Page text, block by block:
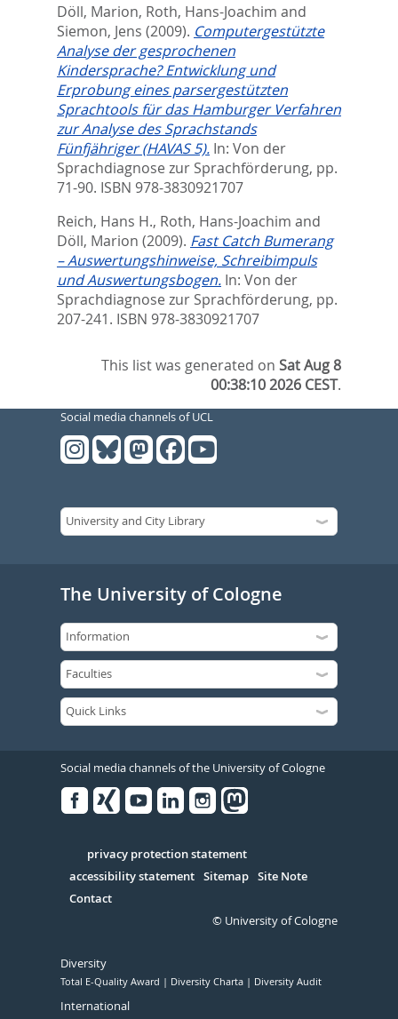
Döll, Marion, Roth, Hans-Joachim and
Siemon, Jens (2009). Computergestützte
Analyse der gesprochenen
Kindersprache? Entwicklung und
Erprobung eines parsergestützten
Sprachtools für das Hamburger Verfahren
zur Analyse des Sprachstands
Fünfjähriger (HAVAS 5). In: Von der
Sprachdiagnose zur Sprachförderung, pp.
71-90. ISBN 978-3830921707
Reich, Hans H., Roth, Hans-Joachim and
Döll, Marion (2009). Fast Catch Bumerang
– Auswertungshinweise, Schreibimpuls
und Auswertungsbogen. In: Von der
Sprachdiagnose zur Sprachförderung, pp.
207-241. ISBN 978-3830921707
This list was generated onSat Aug 8
00:38:10 2026 CEST.
Social media channels of UCL
The University of Cologne
Social media channels of the University of Cologne
Serivce
privacy protection statement
accessibility statement Sitemap Site Note
Contact
© University of Cologne
Diversity
Total E-Quality Award Diversity Charta Diversity Audit
International